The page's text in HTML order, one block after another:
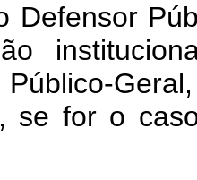
Público-
se for o